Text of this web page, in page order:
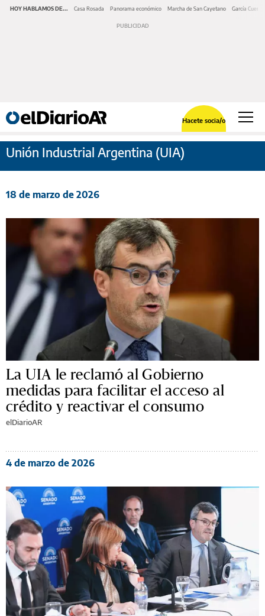
HOY HABLAMOS DE... Casa Rosada Panorama económico Marcha de San Cayetano García Cuerva
Hacete socia/o
Unión Industrial Argentina (UIA)
18 de marzo de 2026
La UIA le reclamó al Gobierno
medidas para facilitar el acceso al
crédito y reactivar el consumo
elDiarioAR
4 de marzo de 2026